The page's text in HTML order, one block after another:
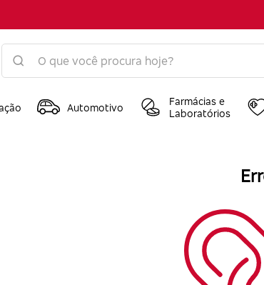
Automotivo
Farmácias e
Laboratórios